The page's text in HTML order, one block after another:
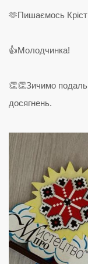
🫶Пишаємось
👍Молодчинка!
👏👏Зичимо
досягнень.